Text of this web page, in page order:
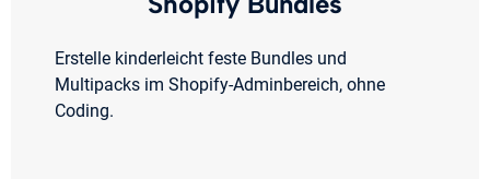
Erstelle kinderleicht feste Bundles und
Multipacks im Shopify-Adminbereich, ohne
Coding.